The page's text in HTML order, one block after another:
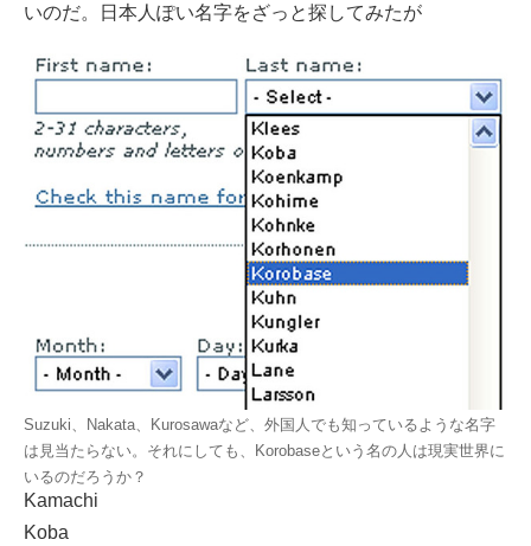
いのだ。日本人ぽい名字をざっと探してみたが
Suzuki、Nakata、Kurosawaなど、外国人でも知っているような名字
は見当たらない。それにしても、Korobaseという名の人は現実世界に
いるのだろうか？
Kamachi
Koba